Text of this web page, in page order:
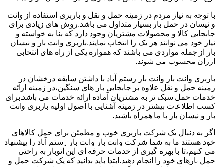
با توجه به نیاز مردم در زمینه حمل و نقل و باربری استفاده از وانت
و نیسان در حمل بار بسیار متداول می باشد.روش های زیادی برای
جابجایی کالا و محصولات مشتریان وجود دارد که بنا به خواسته و
نیاز خود می توانند هر یک را انتخاب نمایند.باربری وانت بار و نیسان
بار از جمله مواردی می باشند که همواره یکی از راه های انتخابی
ارزان محسوب می شوند.
باربری وانت بار وانت بار رستم آباد با داشتن سابقه درخشان در
زمینه حمل و نقل علاوه بر جابجایی بار های سنگین،در زمینه ارائه
خدمات حمل سبک تر به مشتریان آماده ارائه خدمات می باشد.برای
کسب اطلاعات بیشتر در زمینه آشنایی با اصول اولیه باربری وانت
بار و نیسان بار با ما همراه باشید.
اگر به دنبال یک شرکت باربری خوب و مطمئن برای حمل کالاهای
خود هستند ما به شما شرکت وانت بار وانت بار رستم آباد را پیشنهاد
می کنیم،تا با بهره گیری از خدمات حرفه ای این اتوبار به راحتی
حمل بارهای خود را انجام دهید.ابتدا باید بدانید که یک شرکت حمل و